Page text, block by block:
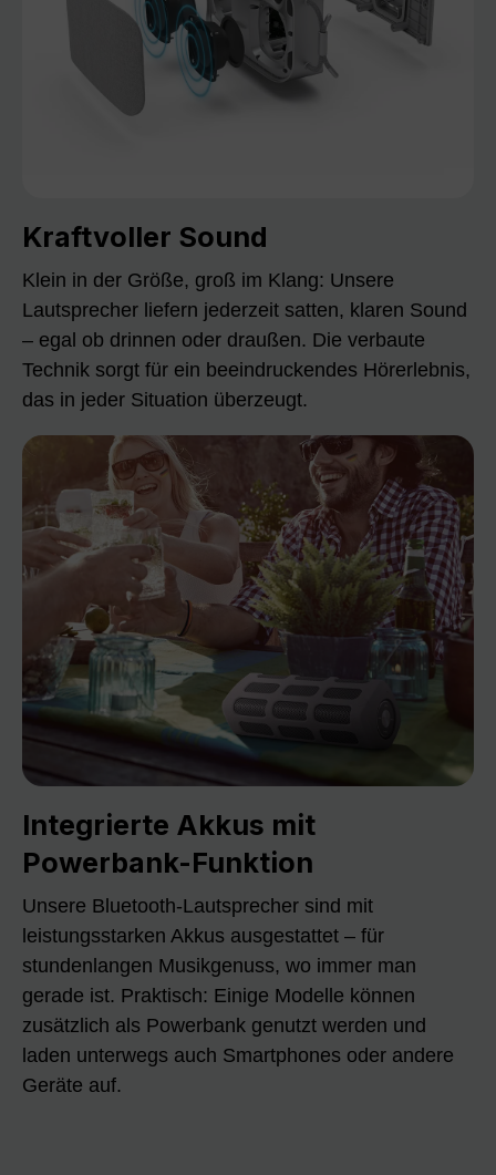
Kraftvoller Sound
Klein in der Größe, groß im Klang: Unsere
Lautsprecher liefern jederzeit satten, klaren Sound
– egal ob drinnen oder draußen. Die verbaute
Technik sorgt für ein beeindruckendes Hörerlebnis,
das in jeder Situation überzeugt.
Integrierte Akkus mit
Powerbank-Funktion
Unsere Bluetooth-Lautsprecher sind mit
leistungsstarken Akkus ausgestattet – für
stundenlangen Musikgenuss, wo immer man
gerade ist. Praktisch: Einige Modelle können
zusätzlich als Powerbank genutzt werden und
laden unterwegs auch Smartphones oder andere
Geräte auf.